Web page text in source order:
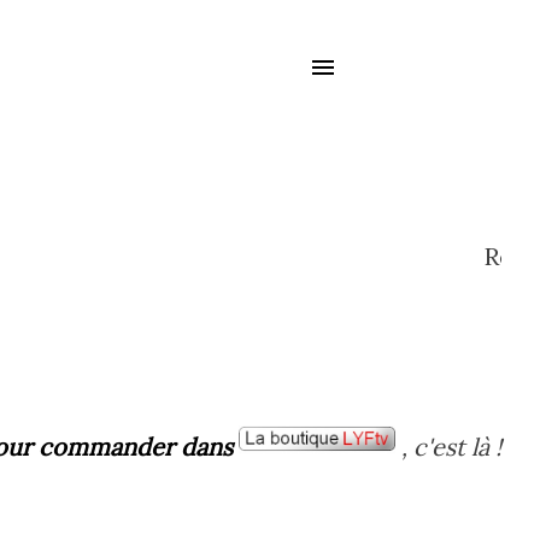
commander dans , c'est là !